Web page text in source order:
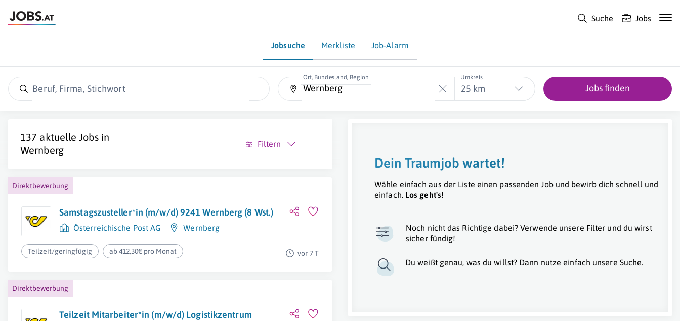
Suche Jobs
Jobsuche Merkliste Job-Alarm
Beruf, Firma, Stichwort
Ort, Bundesland, Region Umkreis
25 km Jobs finden
137 aktuelle Jobs in
Wernberg
Filtern
Direktbewerbung
Samstagszusteller*in (m/w/d) 9241 Wernberg (8 Wst.)
Österreichische Post AG Wernberg
Teilzeit/geringfügig ab 412,30€ pro Monat vor 7 T
Direktbewerbung
Teilzeit Mitarbeiter*in (m/w/d) Logistikzentrum
Dein Traumjob wartet!
Wähle einfach aus der Liste einen passenden Job und bewirb dich schnell und
einfach. Los geht's!
Noch nicht das Richtige dabei? Verwende unsere Filter und du wirst
sicher fündig!
Du weißt genau, was du willst? Dann nutze einfach unsere Suche.